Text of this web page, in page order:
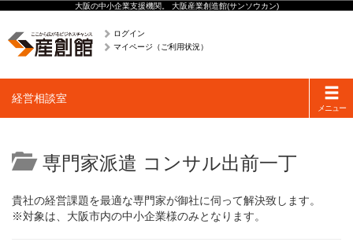
大阪の中小企業支援機関。 大阪産業創造館(サンソウカン)
ログイン
マイページ（ご利用状況）
Toggle
メニュー
経営相談室
専門家派遣 コンサル出前一丁
貴社の経営課題を最適な専門家が御社に伺って解決致します。
※対象は、大阪市内の中小企業様のみとなります。